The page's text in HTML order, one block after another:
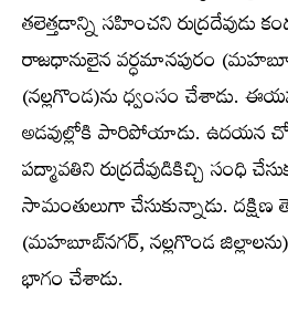
తలెత్తడాన్ని సహించని రుద్రదేవుడు
రాజధానులైన వర్ధమానపురం
(నల్లగొండ)ను ధ్వంసం చేశాడు.
అడవుల్లోకి పారిపోయాడు. ఉదయన
పద్మావతిని రుద్రదేవుడికిచ్చి సంధి
సామంతులుగా చేసుకున్నాడు. దక్షిణ
(మహబూబ్‌నగర్, నల్లగొండ
భాగం చేశాడు.